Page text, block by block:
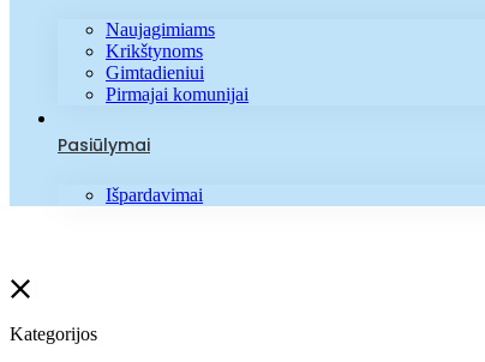
Naujagimiams
Krikštynoms
Gimtadieniui
Pirmajai komunijai
Pasiūlymai
Išpardavimai
Kategorijos